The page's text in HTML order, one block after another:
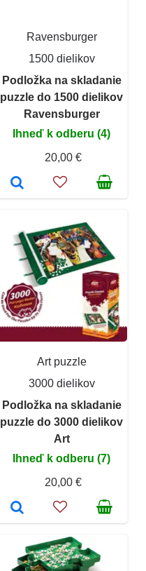
Ravensburger
1500 dielikov
Podložka na skladanie
puzzle do 1500 dielikov
Ravensburger
Ihneď k odberu (4)
20,00 €
Art puzzle
3000 dielikov
Podložka na skladanie
puzzle do 3000 dielikov
Art
Ihneď k odberu (7)
20,00 €